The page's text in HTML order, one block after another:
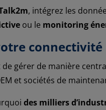
, intégrez les
ou le monitoring
connectivité
gérer de manière
et sociétés de
des milliers